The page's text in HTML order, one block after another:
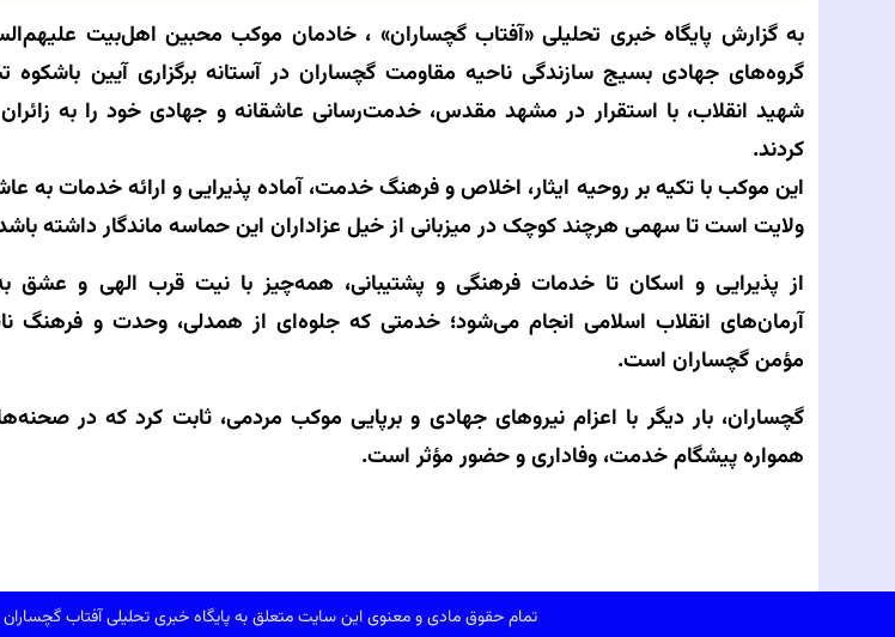
به گزارش پایگاه خبری تحلیلی‌«آفتاب گچساران» ، خادمان موکب محبین اهل‌بیت
گروه‌های جهادی بسیج سازندگی ناحیه مقاومت گچساران در آستانه برگزاری آیین باشکوه
شهید انقلاب، با استقرار در مشهد مقدس، خدمت‌رسانی عاشقانه و جهادی خود را به زائران
کردند.
این موکب با تکیه بر روحیه ایثار، اخلاص و فرهنگ خدمت، آماده پذیرایی و ارائه خدمات به
ولایت است تا سهمی هرچند کوچک در میزبانی از خیل عزاداران این حماسه ماندگار داشته
از پذیرایی و اسکان تا خدمات فرهنگی و پشتیبانی، همه‌چیز با نیت قرب الهی و عشق
آرمان‌های انقلاب اسلامی انجام می‌شود؛ خدمتی که جلوه‌ای از همدلی، وحدت و فرهنگ
مؤمن گچساران است.
گچساران، بار دیگر با اعزام نیروهای جهادی و برپایی موکب مردمی، ثابت کرد که در
همواره پیشگام خدمت، وفاداری و حضور مؤثر است.
تمام حقوق مادی و معنوی این سایت متعلق به پایگاه خبری تحلیلی آفتاب